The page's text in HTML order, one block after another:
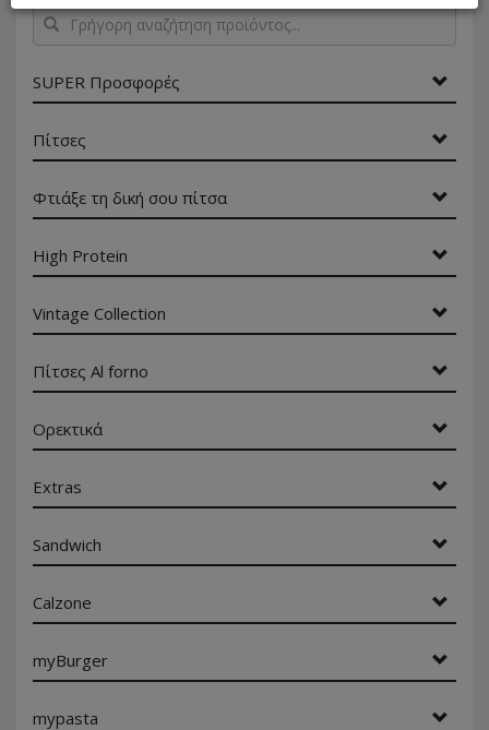
Γρήγορη
αναζήτηση
προϊόντος...
SUPER Προσφορές
Πίτσες
Φτιάξε τη δική σου πίτσα
High Protein
Vintage Collection
Πίτσες Al forno
Ορεκτικά
Extras
Sandwich
Calzone
myBurger
mypasta